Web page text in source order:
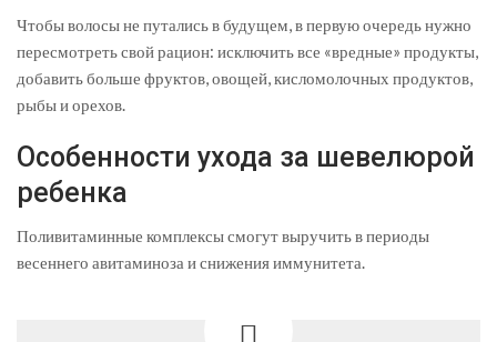
Чтобы волосы не путались в будущем, в первую очередь нужно
пересмотреть свой рацион: исключить все «вредные» продукты,
добавить больше фруктов, овощей, кисломолочных продуктов,
рыбы и орехов.
Особенности ухода за шевелюрой
ребенка
Поливитаминные комплексы смогут выручить в периоды
весеннего авитаминоза и снижения иммунитета.